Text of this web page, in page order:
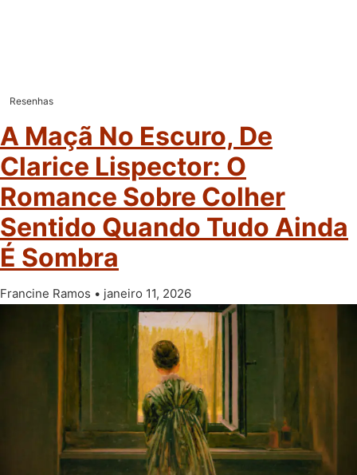
Resenhas
A Maçã No Escuro, De
Clarice Lispector: O
Romance Sobre Colher
Sentido Quando Tudo Ainda
É Sombra
Francine Ramos janeiro 11, 2026